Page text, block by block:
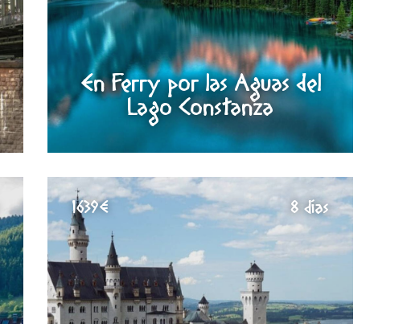
En Ferry por las Aguas del
Lago Constanza
1639€ 8 días